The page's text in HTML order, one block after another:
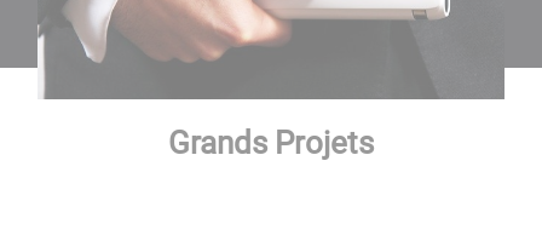
Grands Projets